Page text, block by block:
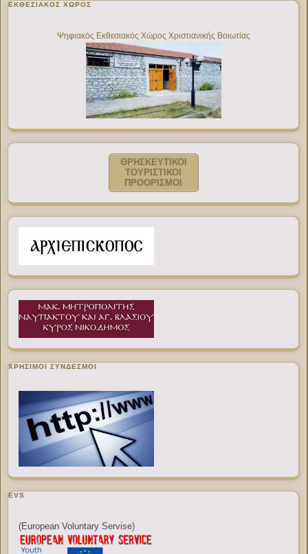
ΕΚΘΕΣΙΑΚΌΣ ΧΏΡΟΣ
Ψηφιακός Εκθεσιακός Χώρος Χριστιανικής Βοιωτίας
ΘΡΗΣΚΕΥΤΙΚΟΙ
ΤΟΥΡΙΣΤΙΚΟΙ
ΠΡΟΟΡΙΣΜΟΙ
ΧΡΉΣΙΜΟΙ ΣΎΝΔΕΣΜΟΙ
EVS
(European Voluntary Servise)